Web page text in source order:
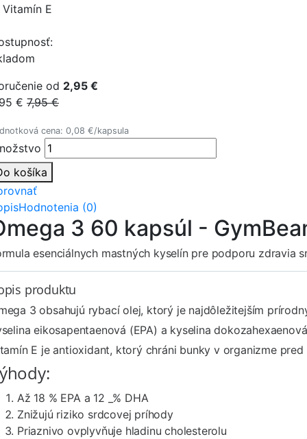
Vitamín E
od 2,95 €
€ 7,95 €
cena: 0,08 €/kapsula
košíka
Hodnotenia (0)
3 60 kapsúl -
esenciálnych mastných kyselín pre podporu zdravia
produktu
3 obsahujú rybací olej, ktorý je najdôležitejším
eikosapentaenová (EPA) a kyselina
E je antioxidant, ktorý chráni bunky v organizme
Až 18 % EPA a 12 _% DHA
Znižujú riziko srdcovej príhody
Priaznivo ovplyvňuje hladinu cholesterolu